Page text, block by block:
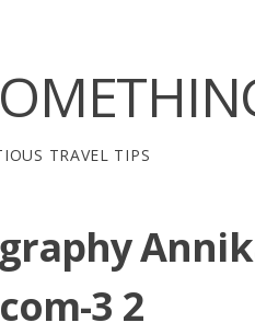
TRAVEL TIPS
3 2